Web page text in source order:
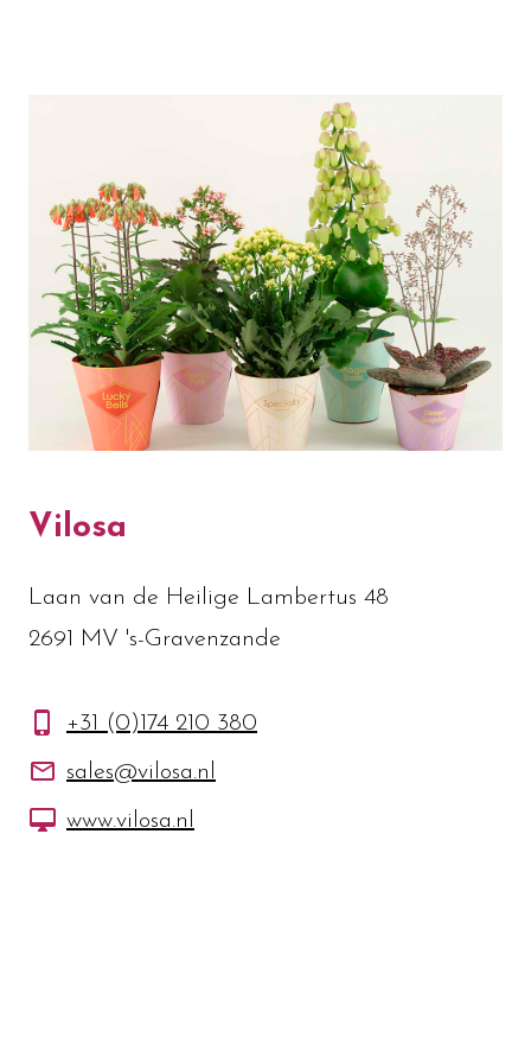
Vilosa
Laan van de Heilige Lambertus 48
2691 MV 's-Gravenzande
+31 (0)174 210 380
sales@vilosa.nl
www.vilosa.nl